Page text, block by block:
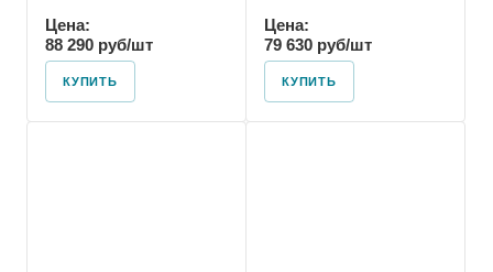
Цена:
88 290 руб/шт
КУПИТЬ
Цена:
79 630 руб/шт
КУПИТЬ